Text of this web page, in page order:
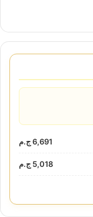
6,691 ج.م
5,018 ج.م